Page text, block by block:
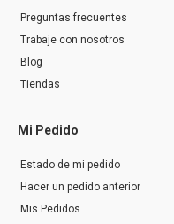
Preguntas frecuentes
Trabaje con nosotros
Blog
Tiendas
Mi Pedido
Estado de mi pedido
Hacer un pedido anterior
Mis Pedidos